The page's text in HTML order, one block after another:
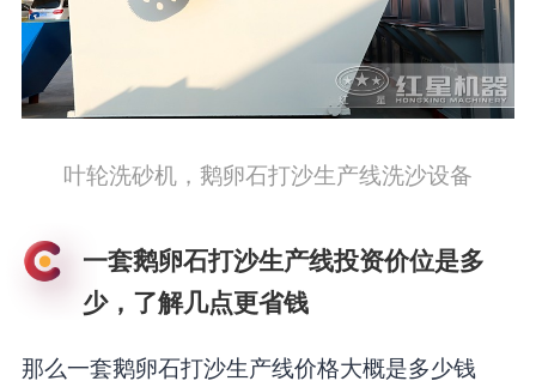
叶轮洗砂机，鹅卵石打沙生产线洗沙设备
一套鹅卵石打沙生产线投资价位是多
少，了解几点更省钱
那么一套鹅卵石打沙生产线价格大概是多少钱